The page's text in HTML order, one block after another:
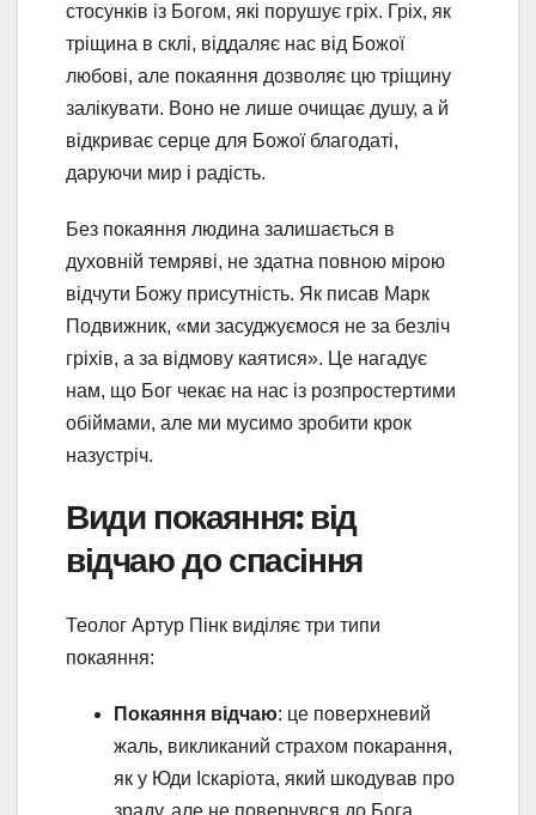
стосунків із Богом, які порушує гріх. Гріх, як
тріщина в склі, віддаляє нас від Божої
любові, але покаяння дозволяє цю тріщину
залікувати. Воно не лише очищає душу, а й
відкриває серце для Божої благодаті,
даруючи мир і радість.
Без покаяння людина залишається в
духовній темряві, не здатна повною мірою
відчути Божу присутність. Як писав Марк
Подвижник, «ми засуджуємося не за безліч
гріхів, а за відмову каятися». Це нагадує
нам, що Бог чекає на нас із розпростертими
обіймами, але ми мусимо зробити крок
назустріч.
Види покаяння: від
відчаю до спасіння
Теолог Артур Пінк виділяє три типи
покаяння:
Покаяння відчаю: це поверхневий
жаль, викликаний страхом покарання,
як у Юди Іскаріота, який шкодував про
зраду, але не повернувся до Бога.